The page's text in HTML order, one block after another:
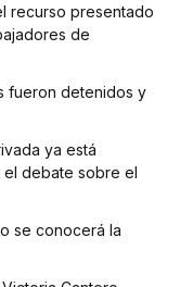
recurso presentado
de
fueron detenidos y
ya está
el debate sobre el
se conocerá la